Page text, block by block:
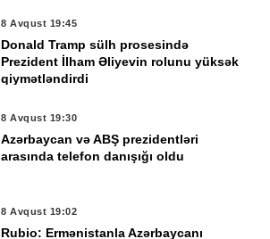
8 Avqust 19:45
Donald Tramp sülh prosesində
Prezident İlham Əliyevin rolunu yüksək
qiymətləndirdi
8 Avqust 19:30
Azərbaycan və ABŞ prezidentləri
arasında telefon danışığı oldu
8 Avqust 19:02
Rubio: Ermənistanla Azərbaycanı